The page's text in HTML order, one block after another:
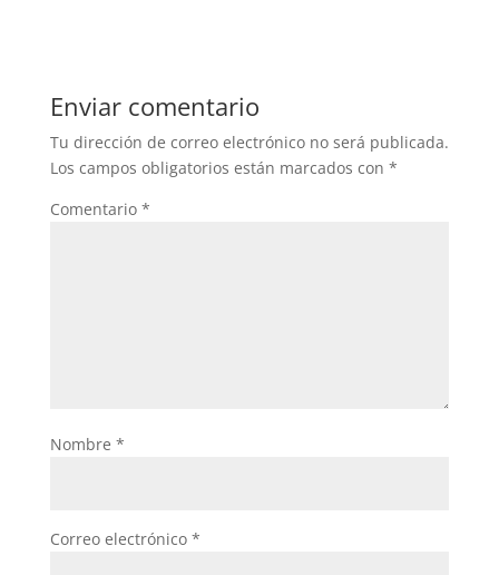
b
o
o
k
A
p
p
Enviar comentario
Tu dirección de correo electrónico no será publicada.
Los campos obligatorios están marcados con *
Comentario *
Nombre *
Correo electrónico *